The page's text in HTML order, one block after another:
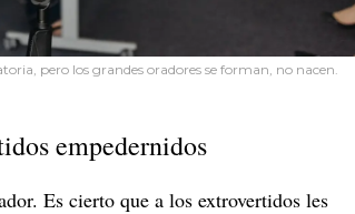
pero los grandes oradores se forman, no nacen.
empedernidos
Es cierto que a los extrovertidos les